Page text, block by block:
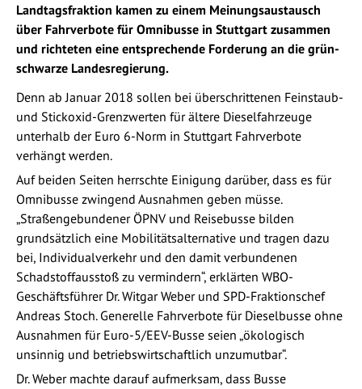
Landtagsfraktion kamen zu einem Meinungsaustausch
über Fahrverbote für Omnibusse in Stuttgart zusammen
und richteten eine entsprechende Forderung an die grün-
schwarze Landesregierung.
Denn ab Januar 2018 sollen bei überschrittenen Feinstaub-
und Stickoxid-Grenzwerten für ältere Dieselfahrzeuge
unterhalb der Euro 6-Norm in Stuttgart Fahrverbote
verhängt werden.
Auf beiden Seiten herrschte Einigung darüber, dass es für
Omnibusse zwingend Ausnahmen geben müsse.
„Straßengebundener ÖPNV und Reisebusse bilden
grundsätzlich eine Mobilitätsalternative und tragen dazu
bei, Individualverkehr und den damit verbundenen
Schadstoffausstoß zu vermindern“, erklärten WBO-
Geschäftsführer Dr. Witgar Weber und SPD-Fraktionschef
Andreas Stoch. Generelle Fahrverbote für Dieselbusse ohne
Ausnahmen für Euro-5/EEV-Busse seien „ökologisch
unsinnig und betriebswirtschaftlich unzumutbar“.
Dr. Weber machte darauf aufmerksam, dass Busse